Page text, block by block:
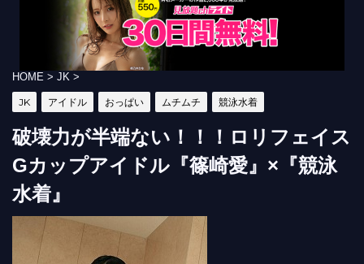
HOME > JK >
JK アイドル おっぱい ムチムチ 競泳水着
破壊力が半端ない！！！ロリフェイス
Gカップアイドル『篠崎愛』×『競泳
水着』